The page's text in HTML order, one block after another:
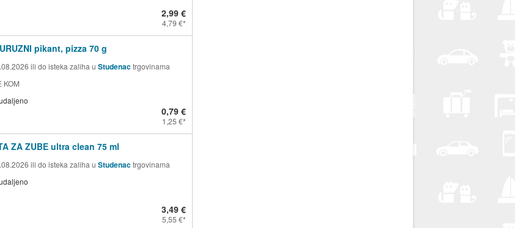
2,99 €
4,79 €
pikant, pizza 70 g
ili do isteka zaliha u Studenactrgovinama
KOM
0,79 €
1,25 €
ZA ZUBE ultra clean 75 ml
ili do isteka zaliha u Studenactrgovinama
3,49 €
5,55 €